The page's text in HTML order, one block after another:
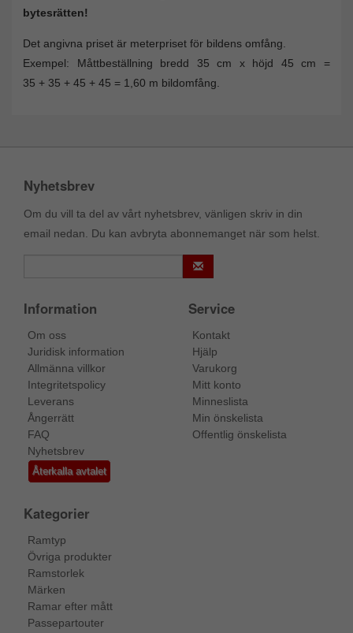
bytesrätten!
Det angivna priset är meterpriset för bildens omfång.
Exempel: Måttbeställning bredd 35 cm x höjd 45 cm =
35 + 35 + 45 + 45 = 1,60 m bildomfång.
Nyhetsbrev
Om du vill ta del av vårt nyhetsbrev, vänligen skriv in din
email nedan. Du kan avbryta abonnemanget när som helst.
Information
Om oss
Juridisk information
Allmänna villkor
Integritetspolicy
Leverans
Ångerrätt
FAQ
Nyhetsbrev
Återkalla avtalet
Service
Kontakt
Hjälp
Varukorg
Mitt konto
Minneslista
Min önskelista
Offentlig önskelista
Kategorier
Ramtyp
Övriga produkter
Ramstorlek
Märken
Ramar efter mått
Passepartouter